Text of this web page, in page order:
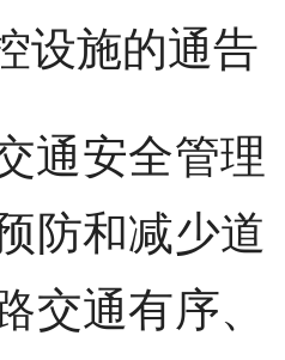
设施的通告
通安全管理
防和减少道
交通有序、